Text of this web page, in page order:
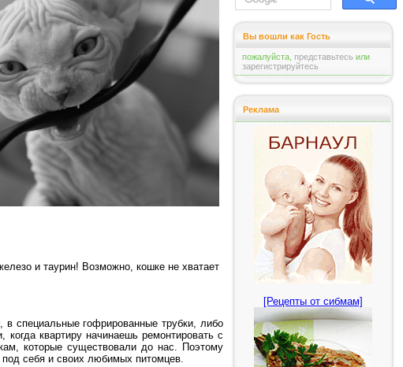
и таурин! Возможно, кошке не хватает
специальные гофрированные трубки, либо
квартиру начинаешь ремонтировать с
которые существовали до нас. Поэтому
себя и своих любимых питомцев.
Вы вошли как Гость
пожалуйста, представьтесь или
зарегистрируйтесь
Реклама
[Рецепты от сибмам]